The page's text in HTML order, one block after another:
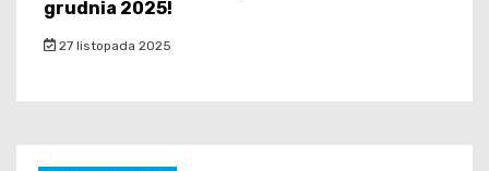
grudnia 2025!
27 listopada 2025